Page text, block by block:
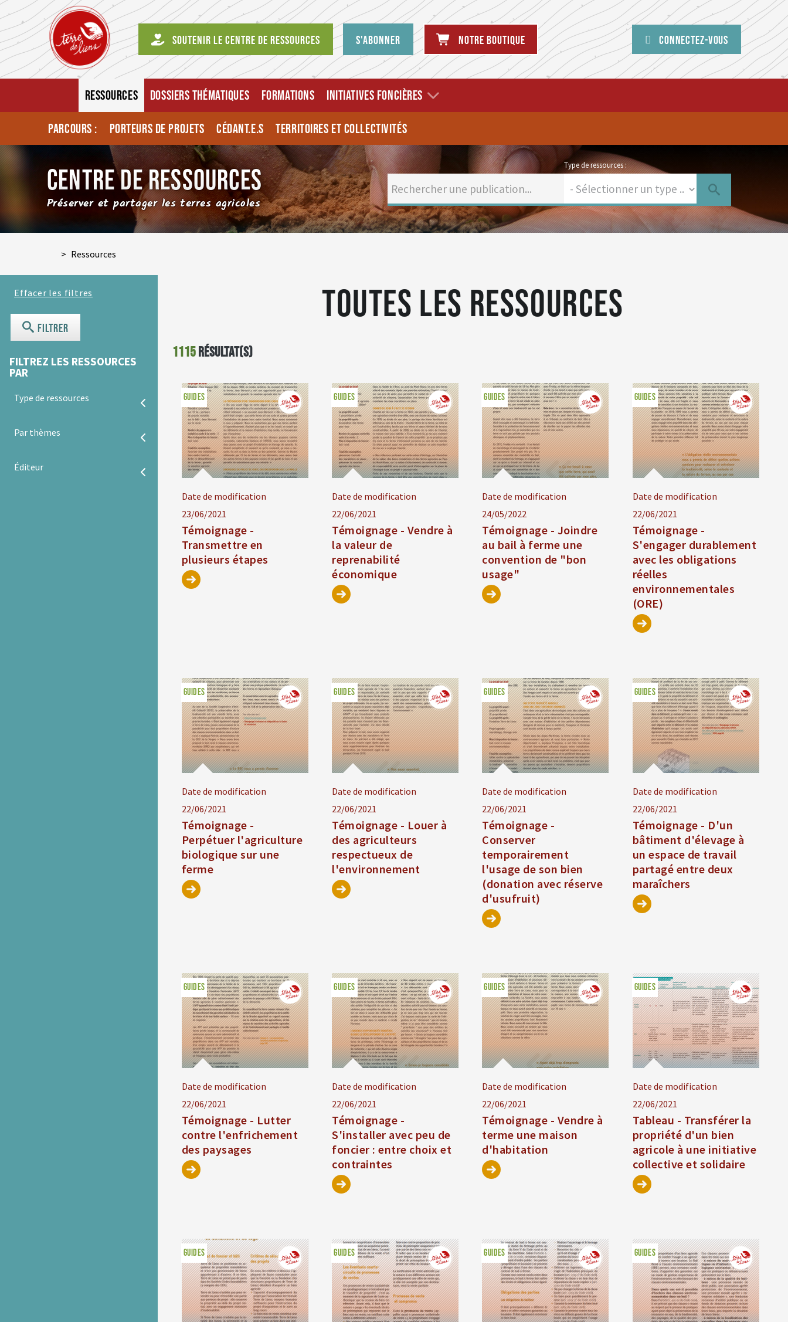
Soutenir le centre de ressources S'abonner Notre boutique Connectez-vous
RESSOURCES DOSSIERS THÉMATIQUES FORMATIONS INITIATIVES FONCIÈRES
PARCOURS : PORTEURS DE PROJETS CÉDANT.E.S TERRITOIRES ET COLLECTIVITÉS
CENTRE DE RESSOURCES
Préserver et partager les terres agricoles
Type de ressources :
> Ressources
Filtrer
FILTREZ LES RESSOURCES
PAR
Type de ressources
Par thèmes
Éditeur
Toutes les ressources
1115résultat(s)
Date de modification
23/06/2021
Témoignage -
Transmettre en
plusieurs étapes
GUIDES
Date de modification
22/06/2021
Témoignage - Vendre à
la valeur de
reprenabilité
économique
GUIDES
Date de modification
24/05/2022
Témoignage - Joindre
au bail à ferme une
convention de "bon
usage"
GUIDES
Date de modification
22/06/2021
Témoignage -
S'engager durablement
avec les obligations
réelles
environnementales
(ORE)
GUIDES
Date de modification
22/06/2021
Témoignage -
Perpétuer l'agriculture
biologique sur une
ferme
GUIDES
Date de modification
22/06/2021
Témoignage - Louer à
des agriculteurs
respectueux de
l'environnement
GUIDES
Date de modification
22/06/2021
Témoignage -
Conserver
temporairement
l'usage de son bien
(donation avec réserve
d'usufruit)
GUIDES
Date de modification
22/06/2021
Témoignage - D'un
bâtiment d'élevage à
un espace de travail
partagé entre deux
maraîchers
GUIDES
Date de modification
22/06/2021
Témoignage - Lutter
contre l'enfrichement
des paysages
GUIDES
Date de modification
22/06/2021
Témoignage -
S'installer avec peu de
foncier : entre choix et
contraintes
GUIDES
Date de modification
22/06/2021
Témoignage - Vendre à
terme une maison
d'habitation
GUIDES
Date de modification
22/06/2021
Tableau - Transférer la
propriété d'un bien
agricole à une initiative
collective et solidaire
GUIDES
GUIDES GUIDES GUIDES GUIDES